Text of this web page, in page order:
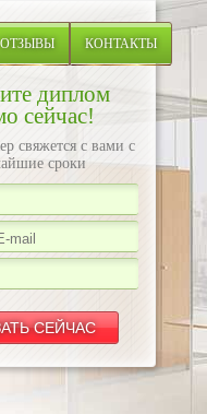
ОТЗЫВЫ КОНТАКТЫ
диплом
сейчас!
свяжется с вами с
сроки